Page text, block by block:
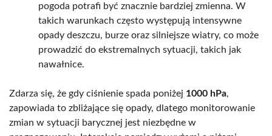
pogoda potrafi być znacznie bardziej zmienna. W
takich warunkach często występują intensywne
opady deszczu, burze oraz silniejsze wiatry, co może
prowadzić do ekstremalnych sytuacji, takich jak
nawałnice.
Zdarza się, że gdy ciśnienie spada poniżej 1000 hPa,
zapowiada to zbliżające się opady, dlatego monitorowanie
zmian w sytuacji barycznej jest niezbędne w